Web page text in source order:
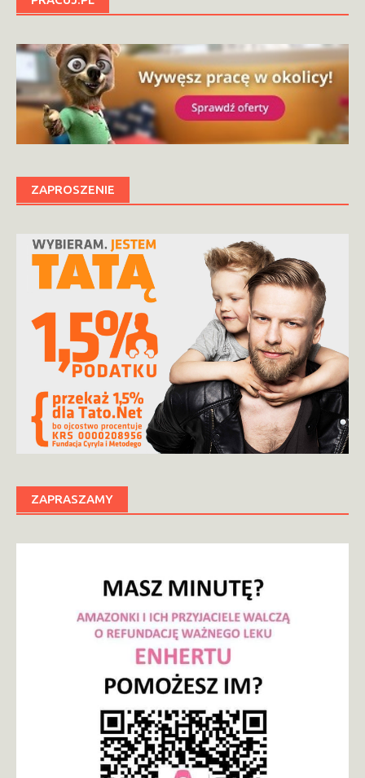
ZAPROSZENIE
ZAPRASZAMY